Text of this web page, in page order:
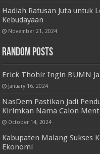
Hadiah Ratusan Juta untuk
Kebudayaan
November 21, 2024
Random Posts
Erick Thohir Ingin BUMN
January 16, 2024
NasDem Pastikan Jadi
Kirimkan Nama Calon
October 14, 2024
Kabupaten Malang Sukses
Ekonomi